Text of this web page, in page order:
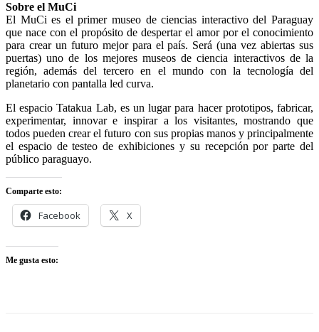
Sobre el MuCi
El MuCi es el primer museo de ciencias interactivo del Paraguay
que nace con el propósito de despertar el amor por el conocimiento
para crear un futuro mejor para el país. Será (una vez abiertas sus
puertas) uno de los mejores museos de ciencia interactivos de la
región, además del tercero en el mundo con la tecnología del
planetario con pantalla led curva.
El espacio Tatakua Lab, es un lugar para hacer prototipos, fabricar,
experimentar, innovar e inspirar a los visitantes, mostrando que
todos pueden crear el futuro con sus propias manos y principalmente
el espacio de testeo de exhibiciones y su recepción por parte del
público paraguayo.
Comparte esto:
Facebook X
Me gusta esto: